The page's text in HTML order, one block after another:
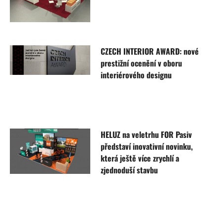
CZECH INTERIOR AWARD: nové
prestižní ocenění v oboru
interiérového designu
HELUZ na veletrhu FOR Pasiv
představí inovativní novinku,
která ještě více zrychlí a
zjednoduší stavbu